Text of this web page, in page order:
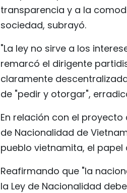
transparencia y a la
sociedad, subrayó.
"La ley no sirve a los
remarcó el dirigente
claramente
de "pedir y otorgar",
En relación con el
de Nacionalidad de
pueblo vietnamita, el
Reafirmando que "la
la Ley de Nacionalidad